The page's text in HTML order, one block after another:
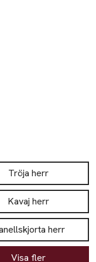
Tröja herr
Kavaj herr
herr
Visa fler